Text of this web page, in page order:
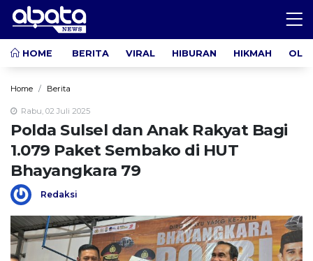
HOME BERITA VIRAL HIBURAN HIKMAH
Home Berita
Rabu, 02 Juli 2025
Polda Sulsel dan Anak Rakyat Bagi
1.079 Paket Sembako di HUT
Bhayangkara 79
Redaksi